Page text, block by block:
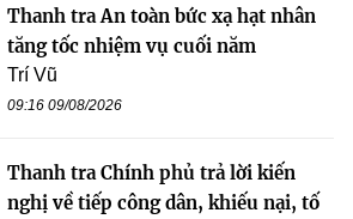
Thanh tra An toàn bức xạ hạt nhân
tăng tốc nhiệm vụ cuối năm
Trí Vũ
09:16 09/08/2026
Thanh tra Chính phủ trả lời kiến
nghị về tiếp công dân, khiếu nại, tố